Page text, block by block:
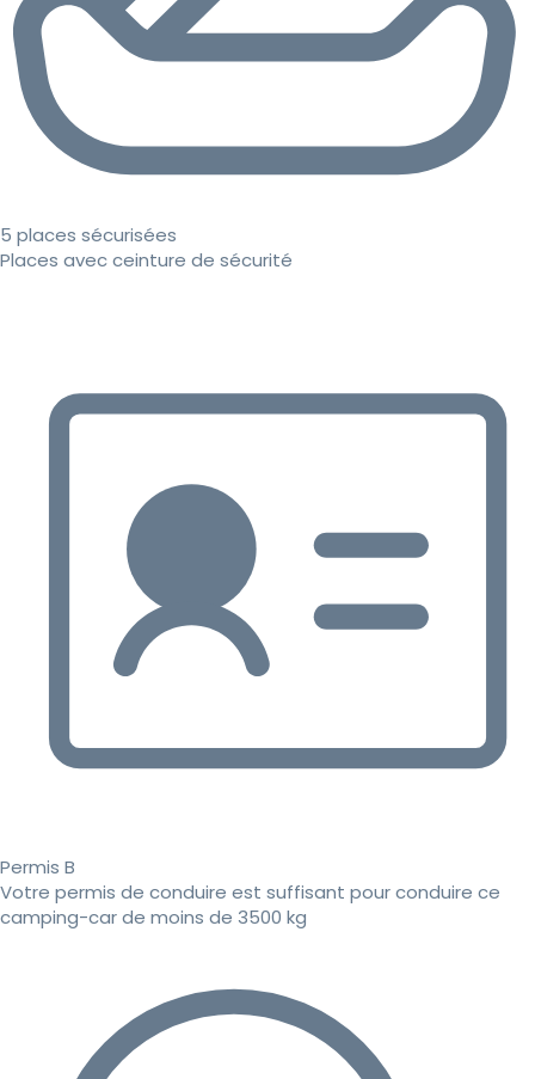
5 places sécurisées
Places avec ceinture de sécurité
Permis B
Votre permis de conduire est suffisant pour conduire ce
camping-car de moins de 3500 kg